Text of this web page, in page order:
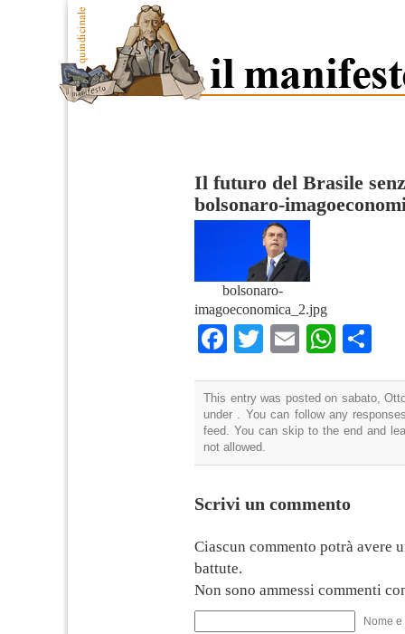
Il futuro del Brasile
bolsonaro-
bolsonaro-
imagoeconomica_2.jpg
Facebook
TwitterEmail
This entry was posted on sabato,
under . You can follow any
feed. You can skip to the end and
not allowed.
Scrivi un commento
Ciascun commento potrà avere
battute.
Non sono ammessi commenti
Nome